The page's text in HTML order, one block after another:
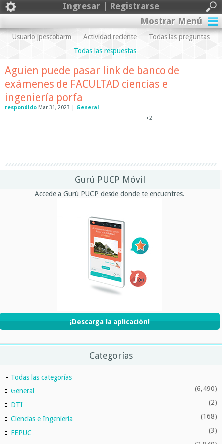
Ingresar | Registrarse
Mostrar Menú
Usuario jpescobarm Actividad reciente
Todas las preguntas
Todas las respuestas
Aguien puede pasar link de banco de
exámenes de FACULTAD ciencias e
ingeniería porfa
respondido Mar 31, 2023 | General
+2
Gurú PUCP Móvil
Accede a Gurú PUCP desde donde te encuentres.
¡Descarga la aplicación!
Categorías
Todas las categorías
General
(6,490)
DTI (2)
Ciencias e Ingeniería (168)
FEPUC (3)